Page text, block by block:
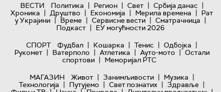
ВЕСТИ Политика | Регион | Свет | Србија данас |
Хроника | Друштво | Економија | Мерила времена | Рат
у Украјини | Време | Сервисне вести | Сматрачница |
Подкаст | ЕУ могућности 2026
СПОРТ
Фудбал | Кошарка | Тенис | Одбојка |
Рукомет | Ватерполо | Атлетика | Ауто-мото | Остали
спортови | Меморијал РТС
МАГАЗИН
Живот | Занимљивости | Музика |
Технологијa | Путујемо | Свет познатих | Здравље |